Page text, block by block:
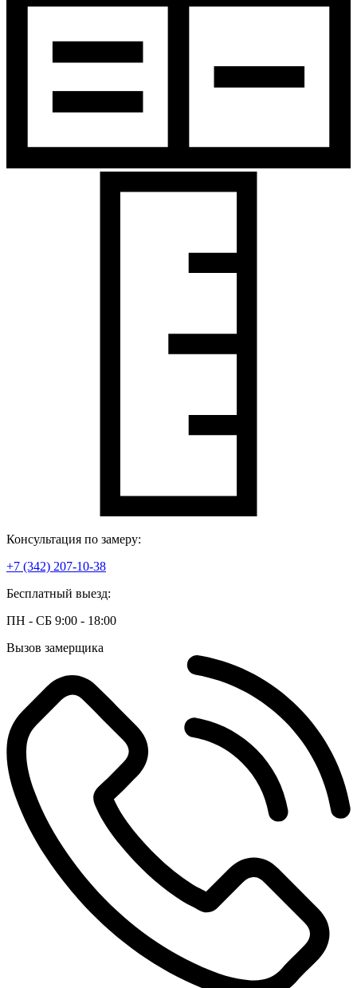
Консультация по замеру:
+7 (342) 207-10-38
Бесплатный выезд:
ПН - СБ 9:00 - 18:00
Вызов замерщика